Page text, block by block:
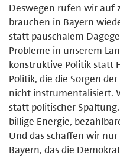
Deswegen rufen wir auf
brauchen in Bayern
statt pauschalem
Probleme in unserem
konstruktive Politik statt
Politik, die die Sorgen
nicht instrumentalisiert.
statt politischer
billige Energie,
Und das schaffen wir
Bayern, das die